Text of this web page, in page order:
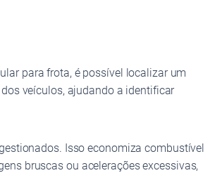
para frota, é possível localizar um
veículos, ajudando a identificar
Isso economiza combustível
bruscas ou acelerações excessivas,